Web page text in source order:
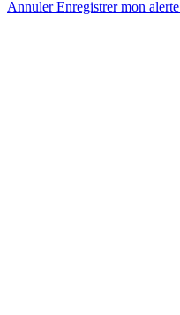
AnnulerEnregistrer mon alerte